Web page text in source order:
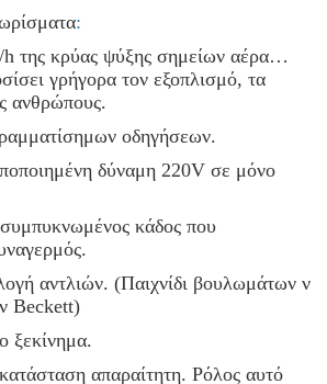
:
της κρύας ψύξης σημείων αέρα…
γρήγορα τον εξοπλισμό, τα
ανθρώπους.
οδηγήσεων.
δύναμη 220V σε μόνο
κάδος που
αντλιών. (Παιχνίδι βουλωμάτων ν
Beckett)
ξεκίνημα.
απαραίτητη. Ρόλος αυτό